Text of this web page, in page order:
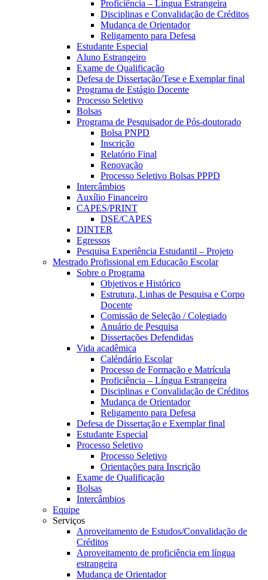
Proficiência – Língua Estrangeira
Disciplinas e Convalidação de Créditos
Mudança de Orientador
Religamento para Defesa
Estudante Especial
Aluno Estrangeiro
Exame de Qualificação
Defesa de Dissertação/Tese e Exemplar final
Programa de Estágio Docente
Processo Seletivo
Bolsas
Programa de Pesquisador de Pós-doutorado
Bolsa PNPD
Inscrição
Relatório Final
Renovação
Processo Seletivo Bolsas PPPD
Intercâmbios
Auxílio Financeiro
CAPES/PRINT
DSE/CAPES
DINTER
Egressos
Pesquisa Experiência Estudantil – Projeto
Mestrado Profissional em Educação Escolar
Sobre o Programa
Objetivos e Histórico
Estrutura, Linhas de Pesquisa e Corpo
Docente
Comissão de Seleção / Colegiado
Anuário de Pesquisa
Dissertações Defendidas
Vida acadêmica
Caléndário Escolar
Processo de Formação e Matrícula
Proficiência – Língua Estrangeira
Disciplinas e Convalidação de Créditos
Mudança de Orientador
Religamento para Defesa
Defesa de Dissertação e Exemplar final
Estudante Especial
Processo Seletivo
Processo Seletivo
Orientações para Inscrição
Exame de Qualificação
Bolsas
Intercâmbios
Equipe
Serviços
Aproveitamento de Estudos/Convalidação de
Créditos
Aproveitamento de proficiência em língua
estrangeira
Mudança de Orientador